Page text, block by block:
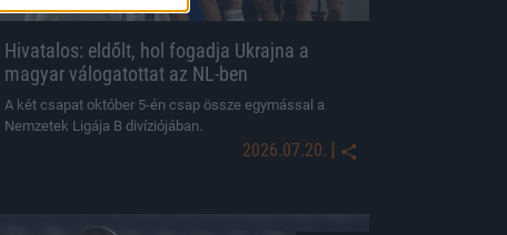
Hivatalos: eldőlt, hol fogadja Ukrajna a
magyar válogatottat az NL-ben
A két csapat október 5-én csap össze egymással a
Nemzetek Ligája B divíziójában.
2026.07.20. |